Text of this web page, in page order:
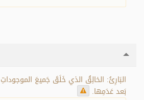
البَارِئُ: الخالِقُ الذي خَلَقَ جَميعَ
بَعد عَدَمِها.